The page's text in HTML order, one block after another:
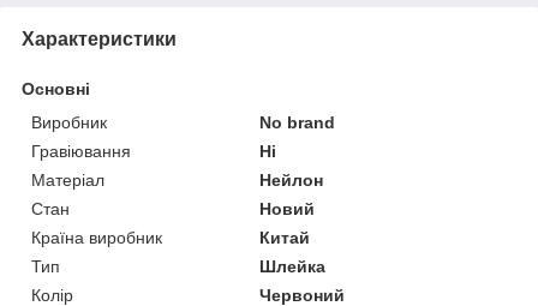
Характеристики
Основні
Виробник
No brand
Гравіювання
Ні
Матеріал
Нейлон
Стан
Новий
Країна виробник
Китай
Тип
Шлейка
Колір
Червоний